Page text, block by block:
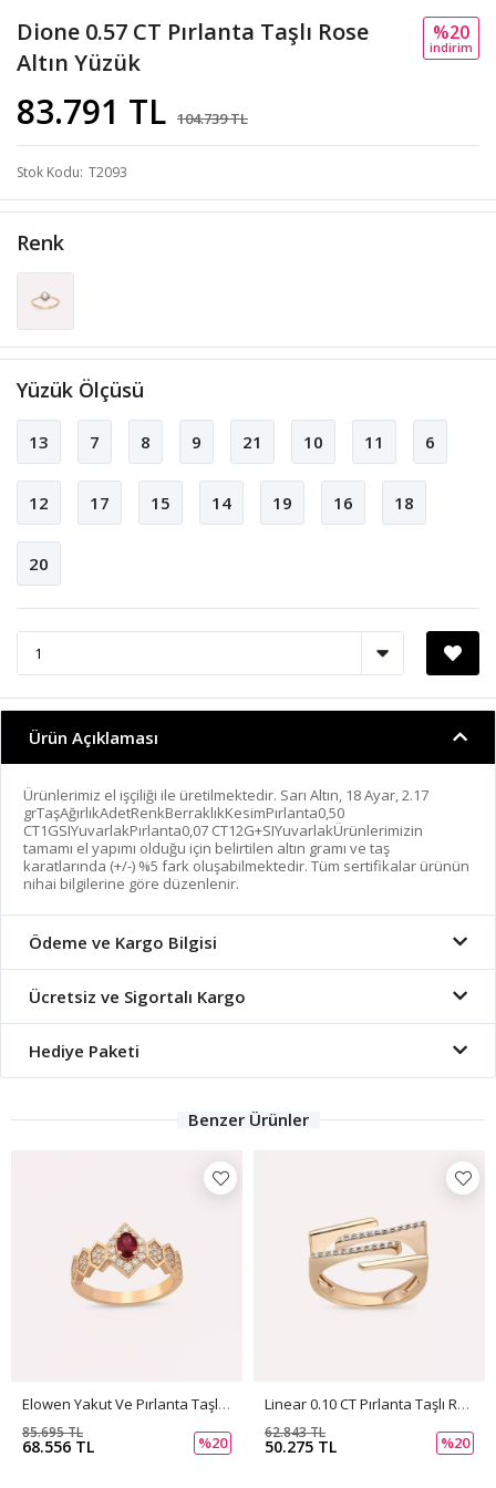
Dione 0.57 CT Pırlanta Taşlı Rose
Altın Yüzük
83.791 TL 104.739 TL
%20
i̇ndi̇ri̇m
Stok Kodu T2093
Renk
Yüzük Ölçüsü
13 7 8 9 21 10 11 6
12 17 15 14 19 16 18
20
Ürün Açıklaması
Ürünlerimiz el işçiliği ile üretilmektedir. Sarı Altın, 18 Ayar, 2.17
grTaşAğırlıkAdetRenkBerraklıkKesimPırlanta0,50
CT1GSIYuvarlakPırlanta0,07 CT12G+SIYuvarlakÜrünlerimizin
tamamı el yapımı olduğu için belirtilen altın gramı ve taş
karatlarında (+/-) %5 fark oluşabilmektedir. Tüm sertifikalar ürünün
nihai bilgilerine göre düzenlenir.
Ödeme ve Kargo Bilgisi
Ücretsiz ve Sigortalı Kargo
Hediye Paketi
Benzer Ürünler
Elowen Yakut Ve Pırlanta Taşlı Rose Altın Yüzük
68.556 TL
85.695 TL
%20
Linear 0.10 CT Pırlanta Taşlı Rose Altın Yüzük
50.275 TL
62.843 TL
%20